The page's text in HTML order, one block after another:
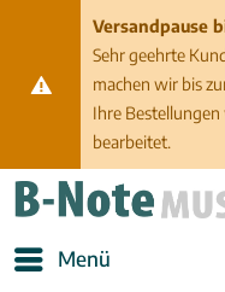
Versandpause
Sehr geehrte
machen wir bis
Ihre
bearbeitet.
Menü